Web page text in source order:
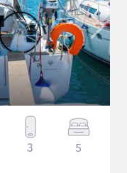
3 5